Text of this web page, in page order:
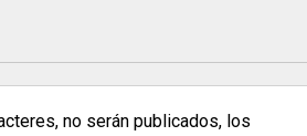
no serán publicados, los